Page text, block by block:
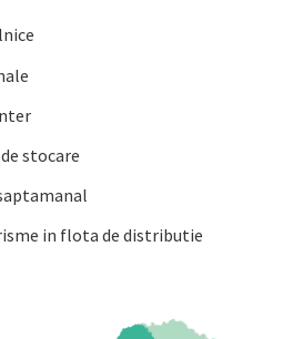
stocare
in flota de distributie